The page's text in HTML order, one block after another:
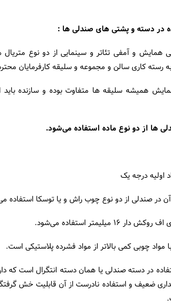
و آمفی تئاتر و سینمایی از دو نوع متریال
به رسته کاری سالن و مجموعه و سلیقه کارفرمایان
همیشه سلیقه ها متفاوت بوده و سازنده باید
ها از دو نوع ماده استفاده می‌شود.
در صندلی از دو نوع چوب راش و یا توسکا استفاده
میلیمتر استفاده می‌شود.
مواد چوبی کمی بالاتر از مواد فشرده پلاستیکی است.
در دسته صندلی یا همان دسته انتگرال است
ضعیف و استفاده نادرست از آن قابلیت خش